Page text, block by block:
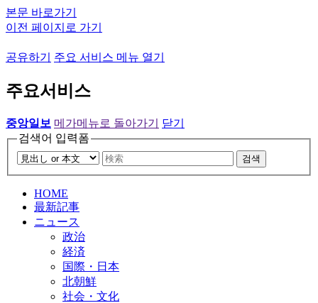
본문 바로가기
이전 페이지로 가기
공유하기 주요 서비스 메뉴 열기
주요서비스
중앙일보 메가메뉴로 돌아가기
닫기
검색어 입력폼
검색
HOME
最新記事
ニュース
政治
経済
国際・日本
北朝鮮
社会・文化